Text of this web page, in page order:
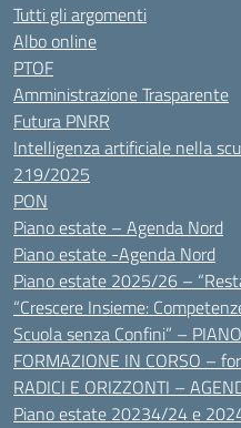
Tutti gli argomenti
Albo online
PTOF
Amministrazione Trasparente
Futura PNRR
Intelligenza artificiale nella
219/2025
PON
Piano estate – Agenda Nord
Piano estate -Agenda Nord
Piano estate 2025/26 –
“Crescere Insieme:
Scuola senza Confini” –
FORMAZIONE IN CORSO –
RADICI E ORIZZONTI –
Piano estate 20234/24 e